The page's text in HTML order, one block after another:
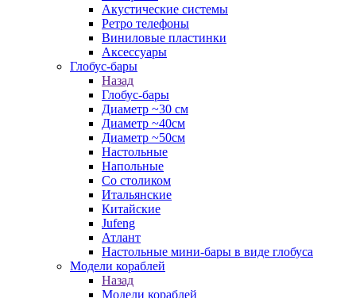
Акустические системы
Ретро телефоны
Виниловые пластинки
Аксессуары
Глобус-бары
Назад
Глобус-бары
Диаметр ~30 см
Диаметр ~40см
Диаметр ~50см
Настольные
Напольные
Со столиком
Итальянские
Китайские
Jufeng
Атлант
Настольные мини-бары в виде глобуса
Модели кораблей
Назад
Модели кораблей